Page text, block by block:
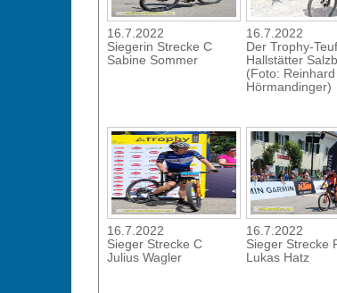
16.7.2022
Siegerin Strecke C
Sabine Sommer
16.7.2022
Der Trophy-
Hallstätter
(Foto: Reinhard
Hörmandinger)
16.7.2022
Sieger Strecke C
Julius Wagler
16.7.2022
Sieger Strecke
Lukas Hatz